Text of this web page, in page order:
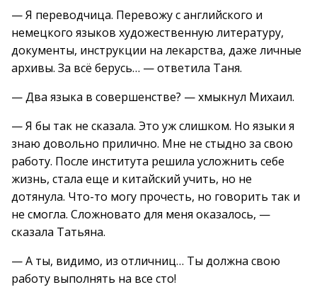
— Я переводчица. Перевожу с английского и
немецкого языков художественную литературу,
документы, инструкции на лекарства, даже личные
архивы. За всё берусь… — ответила Таня.
— Два языка в совершенстве? — хмыкнул Михаил.
— Я бы так не сказала. Это уж слишком. Но языки я
знаю довольно прилично. Мне не стыдно за свою
работу. После института решила усложнить себе
жизнь, стала еще и китайский учить, но не
дотянула. Что-то могу прочесть, но говорить так и
не смогла. Сложновато для меня оказалось, —
сказала Татьяна.
— А ты, видимо, из отличниц… Ты должна свою
работу выполнять на все сто!